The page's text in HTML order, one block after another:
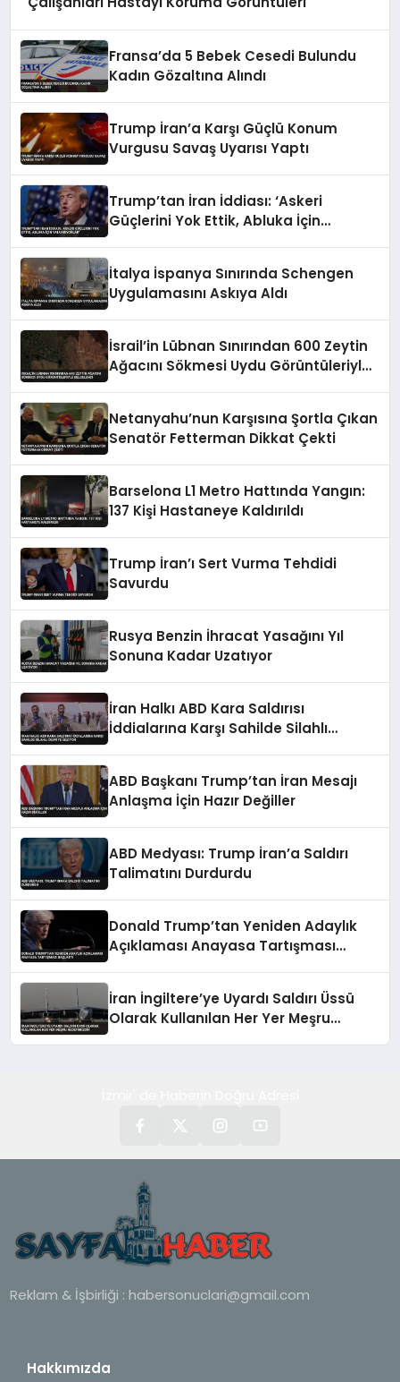
Fransa’da 5 Bebek Cesedi Bulundu
Kadın Gözaltına Alındı
Trump İran’a Karşı Güçlü Konum
Vurgusu Savaş Uyarısı Yaptı
Trump’tan İran İddiası: ‘Askeri
Güçlerini Yok Ettik, Abluka İçin
İtalya İspanya Sınırında Schengen
Uygulamasını Askıya Aldı
İsrail’in Lübnan Sınırından 600 Zeytin
Ağacını Sökmesi Uydu Görüntüleriyle
Netanyahu’nun Karşısına Şortla Çıkan
Senatör Fetterman Dikkat Çekti
Barselona L1 Metro Hattında Yangın:
137 Kişi Hastaneye Kaldırıldı
Trump İran’ı Sert Vurma Tehdidi
Savurdu
Rusya Benzin İhracat Yasağını Yıl
Sonuna Kadar Uzatıyor
İran Halkı ABD Kara Saldırısı
İddialarına Karşı Sahilde Silahlı
ABD Başkanı Trump’tan İran Mesajı
Anlaşma İçin Hazır Değiller
ABD Medyası: Trump İran’a Saldırı
Talimatını Durdurdu
Donald Trump’tan Yeniden Adaylık
Açıklaması Anayasa Tartışması
İran İngiltere’ye Uyardı Saldırı Üssü
Olarak Kullanılan Her Yer Meşru
Reklam & İşbirliği : habersonuclari@gmail.com
Hakkımızda